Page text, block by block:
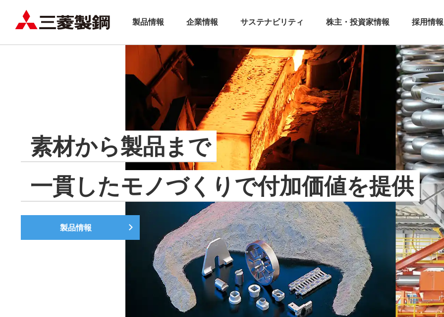
製品情報 企業情報 サステナビリティ 株主・投資家情報 採用情報
素材から製品まで
一貫したモノづくりで付加価値を提供
製品情報